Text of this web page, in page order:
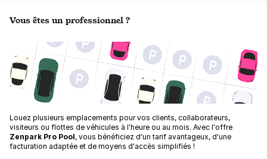
Vous êtes un professionnel ?
Louez plusieurs emplacements pour vos clients, collaborateurs,
visiteurs ou flottes de véhicules à l'heure ou au mois. Avec l'offre
Zenpark Pro Pool, vous bénéficiez d'un tarif avantageux, d'une
facturation adaptée et de moyens d'accès simplifiés !